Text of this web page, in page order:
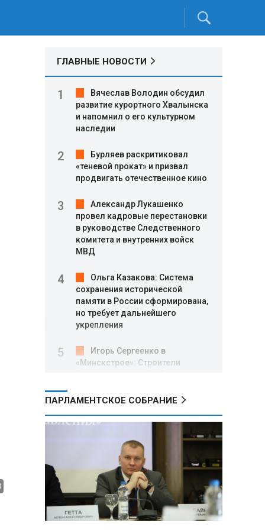
ГЛАВНЫЕ НОВОСТИ
Вячеслав Володин обсудил
развитие курортного Хвалынска
и напомнил о его культурном
наследии
Бурляев раскритиковал
«теневой прокат» и призвал
продвигать отечественное кино
Александр Лукашенко
провел кадровые перестановки
в руководстве Следственного
комитета и внутренних войск
МВД
Ольга Казакова: Система
сохранения исторической
памяти в России сформирована,
но требует дальнейшего
укрепления
Игорь Сергеенко в
«Минскстрое»: Строители
в улучшении охраны труда
МИД РФ: Поездка
Зеленского в США не принесла
ожидаемых результатов
Белорусские школьники
собрали первые «космические»
томаты из семян, побывавших
на орбите
ПАРЛАМЕНТСКОЕ СОБРАНИЕ